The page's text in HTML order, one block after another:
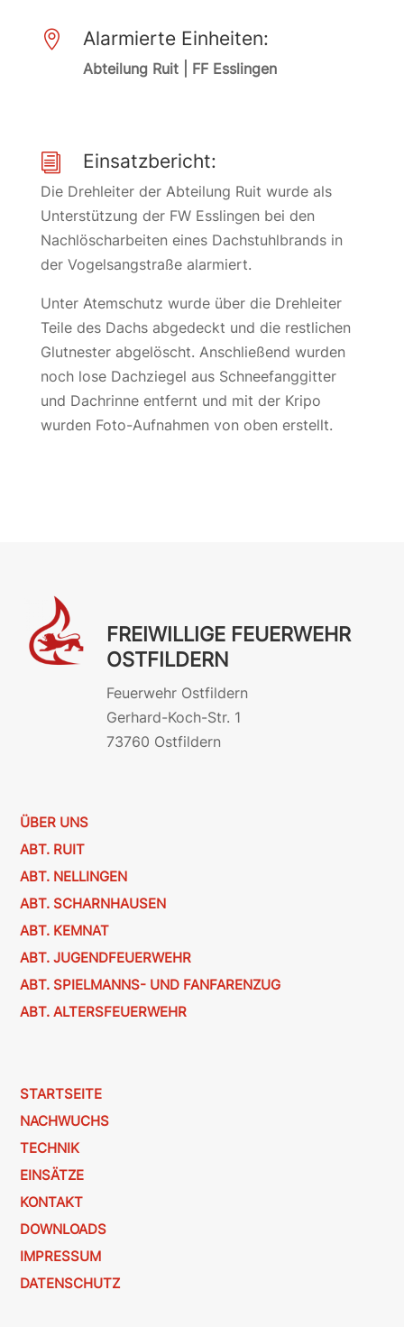
 Alarmierte Einheiten:
Abteilung Ruit | FF Esslingen
i Einsatzbericht:
Die Drehleiter der Abteilung Ruit wurde als
Unterstützung der FW Esslingen bei den
Nachlöscharbeiten eines Dachstuhlbrands in
der Vogelsangstraße alarmiert.
Unter Atemschutz wurde über die Drehleiter
Teile des Dachs abgedeckt und die restlichen
Glutnester abgelöscht. Anschließend wurden
noch lose Dachziegel aus Schneefanggitter
und Dachrinne entfernt und mit der Kripo
wurden Foto-Aufnahmen von oben erstellt.
FREIWILLIGE FEUERWEHR
OSTFILDERN
Feuerwehr Ostfildern
Gerhard-Koch-Str. 1
73760 Ostfildern
ÜBER UNS
ABT. RUIT
ABT. NELLINGEN
ABT. SCHARNHAUSEN
ABT. KEMNAT
ABT. JUGENDFEUERWEHR
ABT. SPIELMANNS- UND FANFARENZUG
ABT. ALTERSFEUERWEHR
STARTSEITE
NACHWUCHS
TECHNIK
EINSÄTZE
KONTAKT
DOWNLOADS
IMPRESSUM
DATENSCHUTZ